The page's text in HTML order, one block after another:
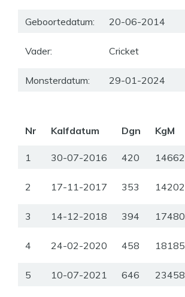
Geboortedatum: 20-06-2014
Vader: Cricket
Monsterdatum: 29-01-2024
Nr Kalfdatum Dgn KgM
1 30-07-2016 420 14662
2 17-11-2017 353 14202
3 14-12-2018 394 17480
4 24-02-2020 458 18185
5 10-07-2021 646 23458